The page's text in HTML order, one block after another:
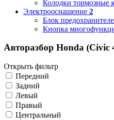
Колодки тормозные
Электрооснащение 2
Блок
Кнопка
Авторазбор Honda (Civic
Открыть фильтр
Передний
Задний
Левый
Правый
Центральный